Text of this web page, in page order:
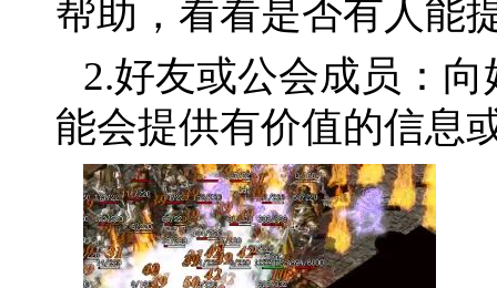
帮助，看看是否有人能
2.好友或公会成员：
能会提供有价值的信息